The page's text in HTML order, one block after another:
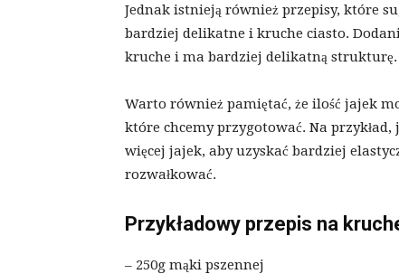
Jednak istnieją również przepisy, które
bardziej delikatne i kruche ciasto.
kruche i ma bardziej delikatną strukturę.
Warto również pamiętać, że ilość jajek
które chcemy przygotować. Na
więcej jajek, aby uzyskać bardziej
rozwałkować.
Przykładowy przepis na
– 250g mąki pszennej